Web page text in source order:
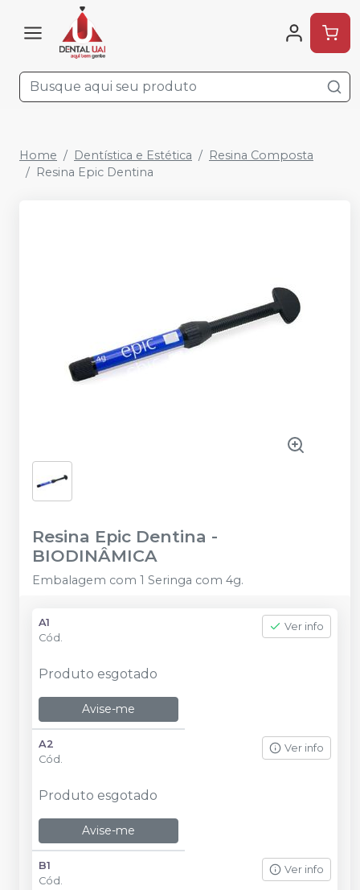
Home Dentística e Estética
Resina Composta
Resina Epic Dentina
Resina Epic Dentina -
BIODINÂMICA
Embalagem com 1 Seringa com 4g.
A1
Cód.
Ver info
Produto esgotado
Avise-me
A2
Cód.
Ver info
Produto esgotado
Avise-me
B1
Cód.
Ver info